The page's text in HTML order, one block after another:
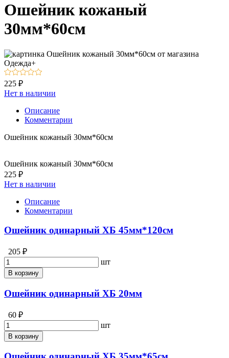
Ошейник кожаный
30мм*60см
225 ₽
Нет в наличии
Описание
Комментарии
Ошейник кожаный 30мм*60см
Ошейник кожаный 30мм*60см
225 ₽
Нет в наличии
Описание
Комментарии
Ошейник одинарный ХБ 45мм*120см
205 ₽
шт
В корзину
Ошейник одинарный ХБ 20мм
60 ₽
шт
В корзину